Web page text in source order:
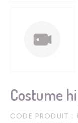
Costume
CODE PRODUIT :